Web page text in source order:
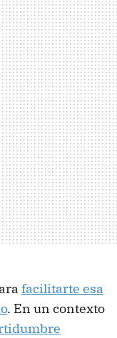
facilitarte esa
. En un contexto